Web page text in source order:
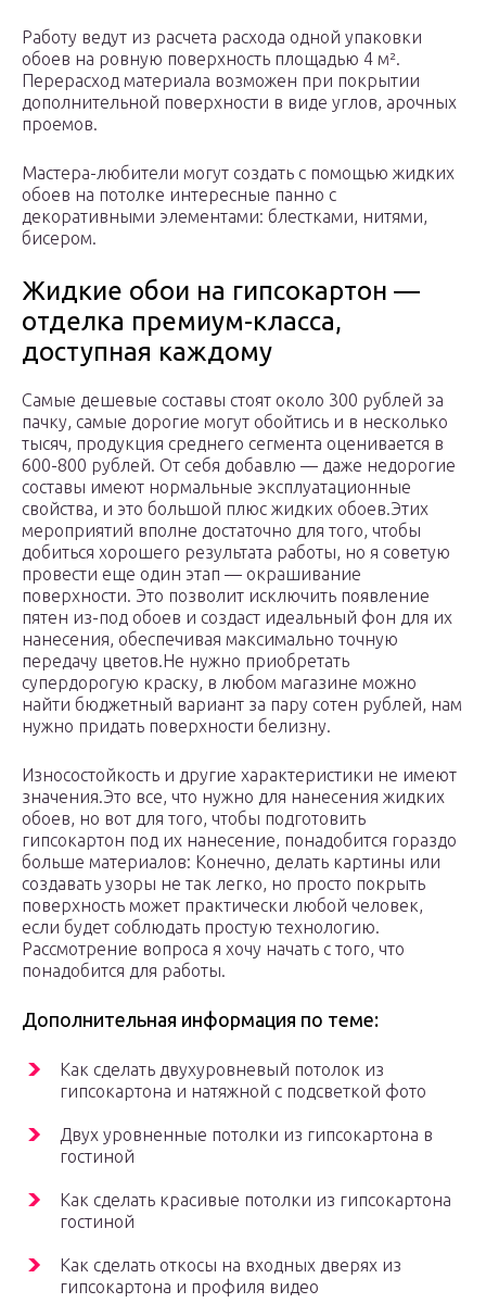
Работу ведут из расчета расхода одной упаковки
обоев на ровную поверхность площадью 4 м².
Перерасход материала возможен при покрытии
дополнительной поверхности в виде углов, арочных
проемов.
Мастера-любители могут создать с помощью жидких
обоев на потолке интересные панно с
декоративными элементами: блестками, нитями,
бисером.
Жидкие обои на гипсокартон —
отделка премиум-класса,
доступная каждому
Самые дешевые составы стоят около 300 рублей за
пачку, самые дорогие могут обойтись и в несколько
тысяч, продукция среднего сегмента оценивается в
600-800 рублей. От себя добавлю — даже недорогие
составы имеют нормальные эксплуатационные
свойства, и это большой плюс жидких обоев.Этих
мероприятий вполне достаточно для того, чтобы
добиться хорошего результата работы, но я советую
провести еще один этап — окрашивание
поверхности. Это позволит исключить появление
пятен из-под обоев и создаст идеальный фон для их
нанесения, обеспечивая максимально точную
передачу цветов.Не нужно приобретать
супердорогую краску, в любом магазине можно
найти бюджетный вариант за пару сотен рублей, нам
нужно придать поверхности белизну.
Износостойкость и другие характеристики не имеют
значения.Это все, что нужно для нанесения жидких
обоев, но вот для того, чтобы подготовить
гипсокартон под их нанесение, понадобится гораздо
больше материалов: Конечно, делать картины или
создавать узоры не так легко, но просто покрыть
поверхность может практически любой человек,
если будет соблюдать простую технологию.
Рассмотрение вопроса я хочу начать с того, что
понадобится для работы.
Дополнительная информация по теме:
Как сделать двухуровневый потолок из
гипсокартона и натяжной с подсветкой фото
Двух уровненные потолки из гипсокартона в
гостиной
Как сделать красивые потолки из гипсокартона
гостиной
Как сделать откосы на входных дверях из
гипсокартона и профиля видео